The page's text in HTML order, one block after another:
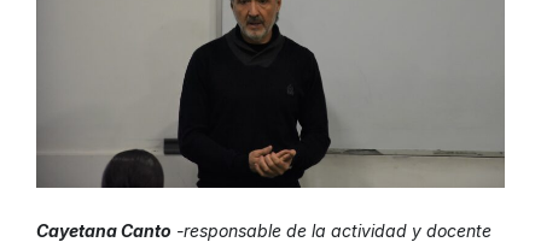
Cayetana Canto -responsable de la actividad y docente